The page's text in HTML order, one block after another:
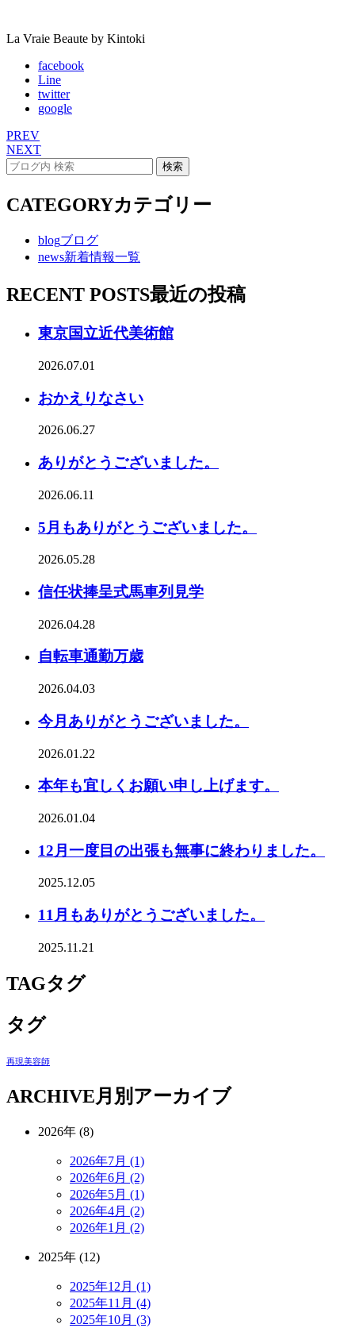
La Vraie Beaute by Kintoki
facebook
Line
twitter
google
PREV
NEXT
CATEGORYカテゴリー
blogブログ
news新着情報一覧
RECENT POSTS最近の投稿
東京国立近代美術館
2026.07.01
おかえりなさい
2026.06.27
ありがとうございました。
2026.06.11
5月もありがとうございました。
2026.05.28
信任状捧呈式馬車列見学
2026.04.28
自転車通勤万歳
2026.04.03
今月ありがとうございました。
2026.01.22
本年も宜しくお願い申し上げます。
2026.01.04
12月一度目の出張も無事に終わりました。
2025.12.05
11月もありがとうございました。
2025.11.21
TAGタグ
タグ
再現美容師
ARCHIVE月別アーカイブ
2026年 (8)
2026年7月 (1)
2026年6月 (2)
2026年5月 (1)
2026年4月 (2)
2026年1月 (2)
2025年 (12)
2025年12月 (1)
2025年11月 (4)
2025年10月 (3)